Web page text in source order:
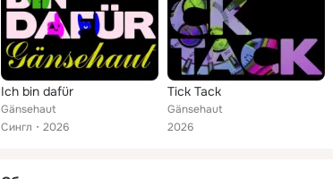
Ich bin dafür
Gänsehaut
Сингл
2026
Tick Tack
Gänsehaut
2026